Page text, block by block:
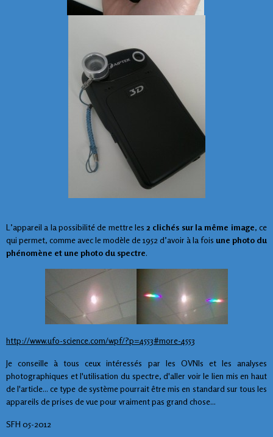
L’appareil a la possibilité de mettre les 2 clichés sur la même image, ce
qui permet, comme avec le modèle de 1952 d’avoir à la fois une photo du
phénomène et une photo du spectre.
http://www.ufo-science.com/wpf/?p=4553#more-4553
Je conseille à tous ceux intéressés par les OVNIs et les analyses
photographiques et l'utilisation du spectre, d'aller voir le lien mis en haut
de l'article... ce type de système pourrait être mis en standard sur tous les
appareils de prises de vue pour vraiment pas grand chose...
SFH 05-2012